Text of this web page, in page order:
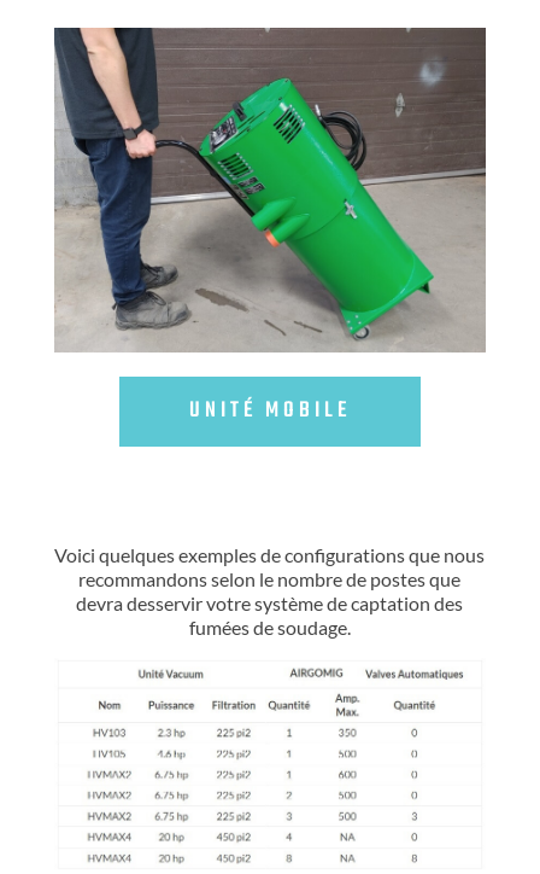
UNITÉ MOBILE
Voici quelques exemples de configurations que nous
recommandons selon le nombre de postes que
devra desservir votre système de captation des
fumées de soudage.